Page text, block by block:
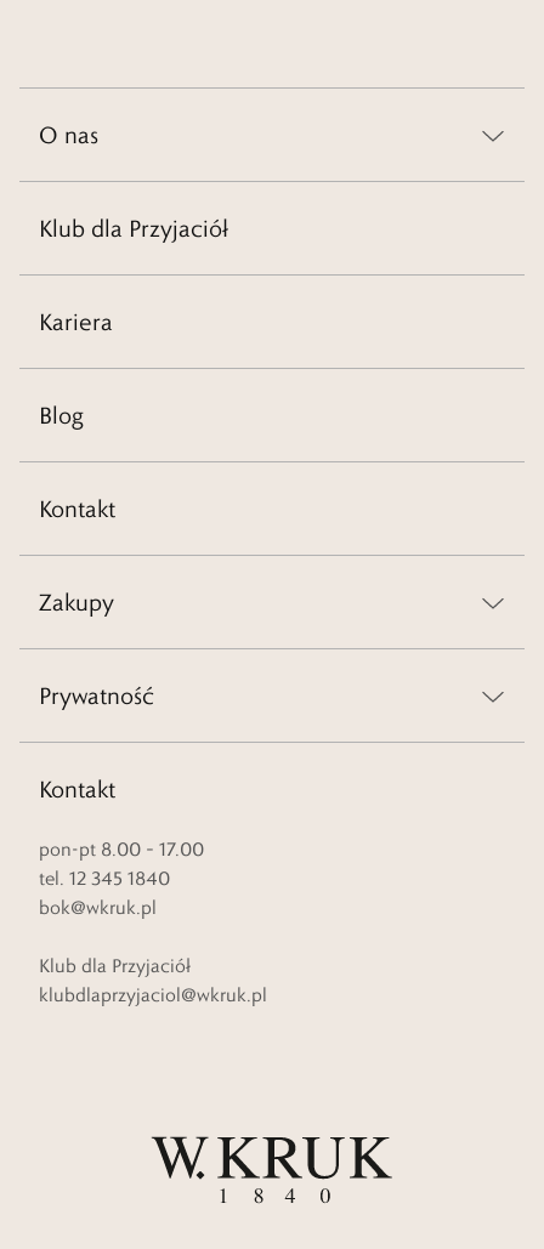
O nas
Klub dla Przyjaciół
Kariera
Blog
Kontakt
Zakupy
Prywatność
Kontakt
pon-pt 8.00 – 17.00
tel. 12 345 1840
bok@wkruk.pl
Klub dla Przyjaciół
klubdlaprzyjaciol@wkruk.pl